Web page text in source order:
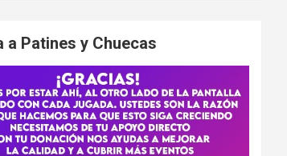
a Patines y Chuecas